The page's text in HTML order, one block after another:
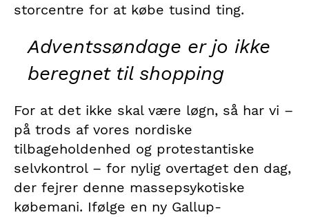
storcentre for at købe tusind ting.
Adventssøndage er jo ikke
beregnet til shopping
For at det ikke skal være løgn, så har vi –
på trods af vores nordiske
tilbageholdenhed og protestantiske
selvkontrol – for nylig overtaget den dag,
der fejrer denne massepsykotiske
købemani. Ifølge en ny Gallup-